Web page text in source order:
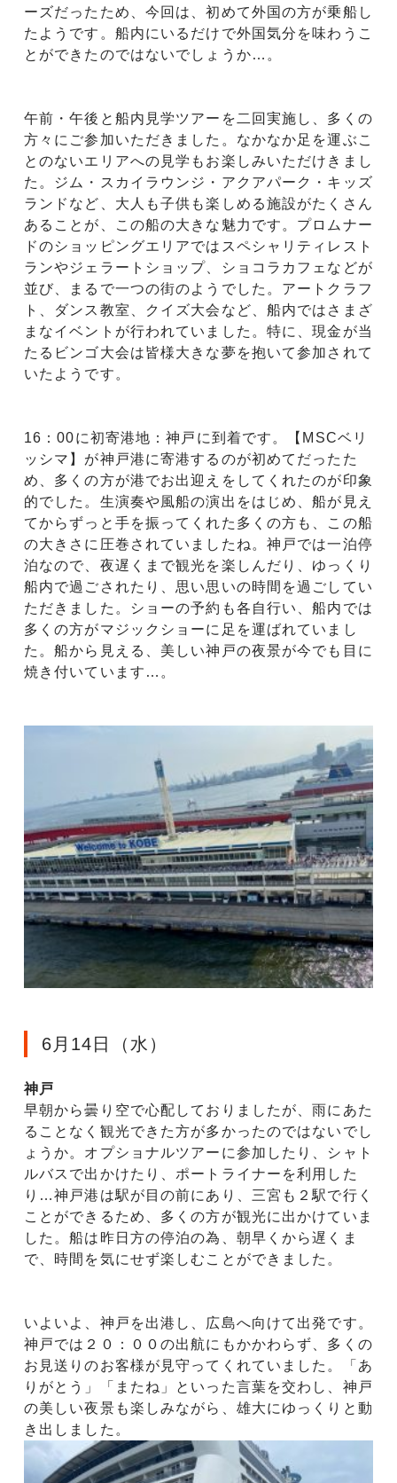
ーズだったため、今回は、初めて外国の方が乗船し
たようです。船内にいるだけで外国気分を味わうこ
とができたのではないでしょうか…。
午前・午後と船内見学ツアーを二回実施し、多くの
方々にご参加いただきました。なかなか足を運ぶこ
とのないエリアへの見学もお楽しみいただけきまし
た。ジム・スカイラウンジ・アクアパーク・キッズ
ランドなど、大人も子供も楽しめる施設がたくさん
あることが、この船の大きな魅力です。プロムナー
ドのショッピングエリアではスペシャリティレスト
ランやジェラートショップ、ショコラカフェなどが
並び、まるで一つの街のようでした。アートクラフ
ト、ダンス教室、クイズ大会など、船内ではさまざ
まなイベントが行われていました。特に、現金が当
たるビンゴ大会は皆様大きな夢を抱いて参加されて
いたようです。
16：00に初寄港地：神戸に到着です。【MSCベリ
ッシマ】が神戸港に寄港するのが初めてだったた
め、多くの方が港でお出迎えをしてくれたのが印象
的でした。生演奏や風船の演出をはじめ、船が見え
てからずっと手を振ってくれた多くの方も、この船
の大きさに圧巻されていましたね。神戸では一泊停
泊なので、夜遅くまで観光を楽しんだり、ゆっくり
船内で過ごされたり、思い思いの時間を過ごしてい
ただきました。ショーの予約も各自行い、船内では
多くの方がマジックショーに足を運ばれていまし
た。船から見える、美しい神戸の夜景が今でも目に
焼き付いています…。
6月14日（水）
神戸
早朝から曇り空で心配しておりましたが、雨にあた
ることなく観光できた方が多かったのではないでし
ょうか。オプショナルツアーに参加したり、シャト
ルバスで出かけたり、ポートライナーを利用した
り…神戸港は駅が目の前にあり、三宮も２駅で行く
ことができるため、多くの方が観光に出かけていま
した。船は昨日方の停泊の為、朝早くから遅くま
で、時間を気にせず楽しむことができました。
いよいよ、神戸を出港し、広島へ向けて出発です。
神戸では２０：００の出航にもかかわらず、多くの
お見送りのお客様が見守ってくれていました。「あ
りがとう」「またね」といった言葉を交わし、神戸
の美しい夜景も楽しみながら、雄大にゆっくりと動
き出しました。